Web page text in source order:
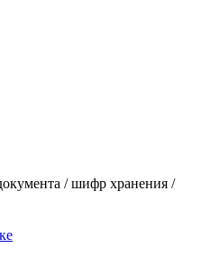
/ шифр хранения /